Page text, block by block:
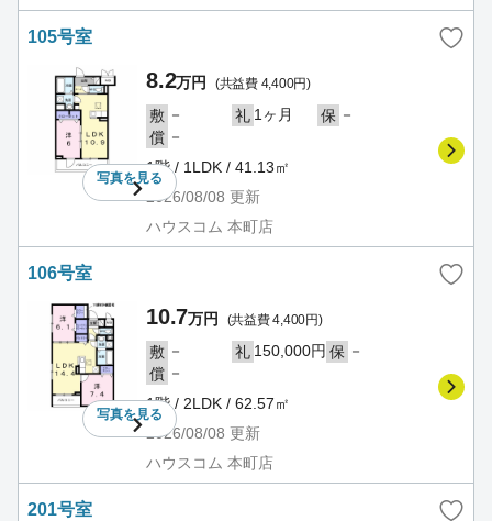
105号室
写真を見る
8.2万円 (共益費 4,400円)
敷 － 礼 1ヶ月 保 －
償 －
1階 / 1LDK / 41.13㎡
2026/08/08 更新
ハウスコム 本町店
106号室
写真を見る
10.7万円 (共益費 4,400円)
敷 － 礼 150,000円 保 －
償 －
1階 / 2LDK / 62.57㎡
2026/08/08 更新
ハウスコム 本町店
201号室